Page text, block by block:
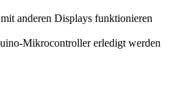
anderen Displays funktionieren
Mikrocontroller erledigt werden